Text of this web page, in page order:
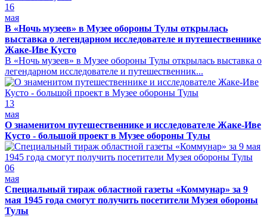
16
мая
В «Ночь музеев» в Музее обороны Тулы открылась
выставка о легендарном исследователе и путешественнике
Жаке-Иве Кусто
В «Ночь музеев» в Музее обороны Тулы открылась выставка о
легендарном исследователе и путешественник...
13
мая
О знаменитом путешественнике и исследователе Жаке-Иве
Кусто - большой проект в Музее обороны Тулы
06
мая
Специальный тираж областной газеты «Коммунар» за 9
мая 1945 года смогут получить посетители Музея обороны
Тулы